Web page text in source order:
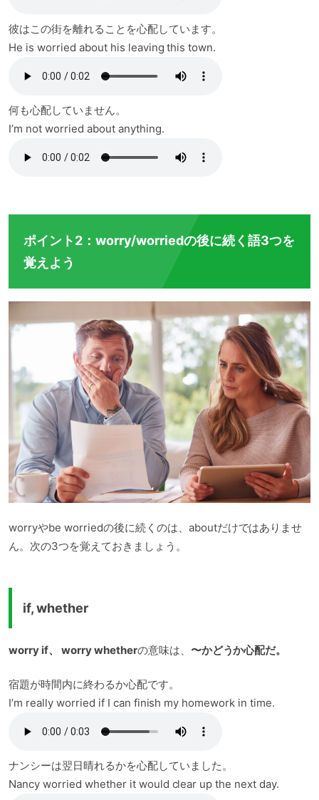
彼はこの街を離れることを心配しています。
He is worried about his leaving this town.
何も心配していません。
I’m not worried about anything.
ポイント2：worry/worriedの後に続く語3つを
覚えよう
worryやbe worriedの後に続くのは、aboutだけではありませ
ん。次の3つを覚えておきましょう。
if, whether
worry if、 worry whetherの意味は、 〜かどうか心配だ。
宿題が時間内に終わるか心配です。
I’m really worried if I can finish my homework in time.
ナンシーは翌日晴れるかを心配していました。
Nancy worried whether it would clear up the next day.